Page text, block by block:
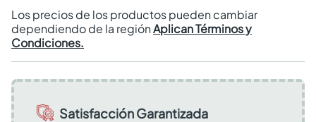
Los precios de los productos pueden cambiar
dependiendo de la regiónAplican Términos y
Condiciones.
Satisfacción Garantizada